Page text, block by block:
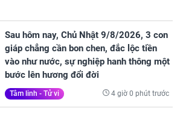
Sau hôm nay, Chủ Nhật 9/8/2026, 3 con
giáp chẳng cần bon chen, đắc lộc tiền
vào như nước, sự nghiệp hanh thông một
bước lên hương đổi đời
Tâm linh - Tử vi 4 giờ 0 phút trước